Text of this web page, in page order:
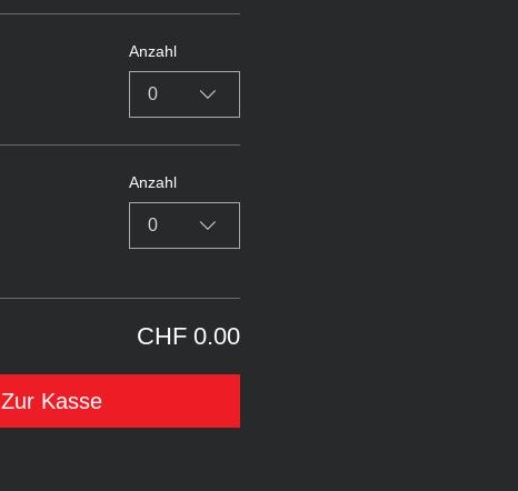
Anzahl
0
Anzahl
0
CHF 0.00
Zur Kasse